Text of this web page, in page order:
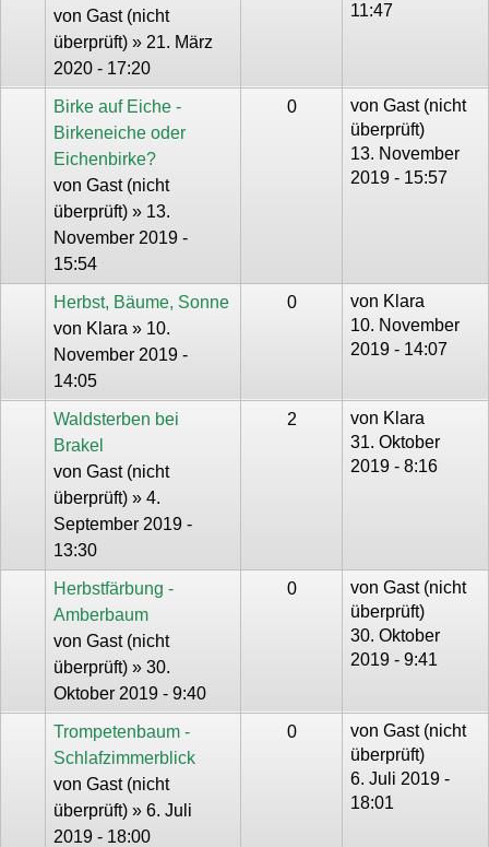
von Gast (nicht
überprüft) » 21. März
2020 - 17:20
11:47
Birke auf Eiche -
Birkeneiche oder
Eichenbirke?
von Gast (nicht
überprüft) » 13.
November 2019 -
15:54
0 von Gast (nicht
überprüft)
13. November
2019 - 15:57
Herbst, Bäume, Sonne
von Klara » 10.
November 2019 -
14:05
0 von Klara
10. November
2019 - 14:07
Waldsterben bei
Brakel
von Gast (nicht
überprüft) » 4.
September 2019 -
13:30
2 von Klara
31. Oktober
2019 - 8:16
Herbstfärbung -
Amberbaum
von Gast (nicht
überprüft) » 30.
Oktober 2019 - 9:40
0 von Gast (nicht
überprüft)
30. Oktober
2019 - 9:41
Trompetenbaum -
Schlafzimmerblick
von Gast (nicht
überprüft) » 6. Juli
2019 - 18:00
0 von Gast (nicht
überprüft)
6. Juli 2019 -
18:01